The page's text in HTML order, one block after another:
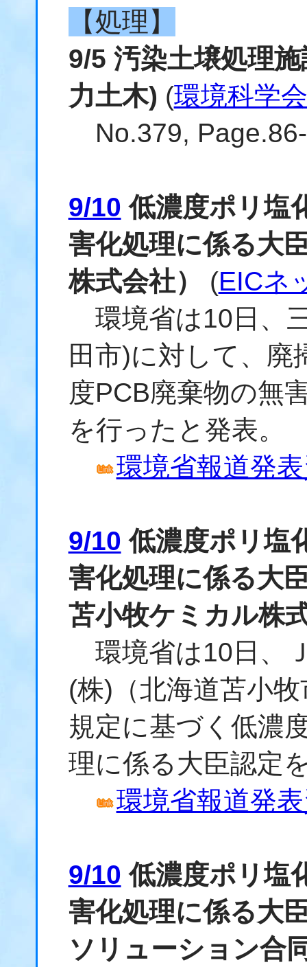
【処理】
9/5 汚染土壌処理
力土木) (環境科学
No.379,
9/10 低濃度ポリ塩
害化処理に係る大
株式会社）
(EICネ
環境省は10日、
田市)に対して、廃
度PCB廃棄物の無
を行ったと発表。
環境省報道発
9/10 低濃度ポリ塩
害化処理に係る大
苫小牧ケミカル株
環境省は10日、
(株)（北海道苫小
規定に基づく低濃
理に係る大臣認定
環境省報道発
9/10 低濃度ポリ塩
害化処理に係る大
ソリューション合